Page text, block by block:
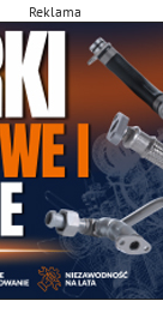
Reklama